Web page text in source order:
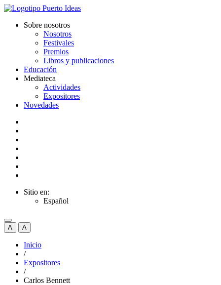
Sobre nosotros
Nosotros
Festivales
Premios
Libros y publicaciones
Educación
Mediateca
Actividades
Expositores
Novedades
Sitio en:
Español
A A
Inicio
/
Expositores
/
Carlos Bennett